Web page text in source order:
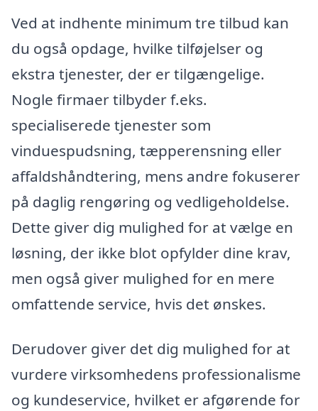
Ved at indhente minimum tre tilbud kan
du også opdage, hvilke tilføjelser og
ekstra tjenester, der er tilgængelige.
Nogle firmaer tilbyder f.eks.
specialiserede tjenester som
vinduespudsning, tæpperensning eller
affaldshåndtering, mens andre fokuserer
på daglig rengøring og vedligeholdelse.
Dette giver dig mulighed for at vælge en
løsning, der ikke blot opfylder dine krav,
men også giver mulighed for en mere
omfattende service, hvis det ønskes.
Derudover giver det dig mulighed for at
vurdere virksomhedens professionalisme
og kundeservice, hvilket er afgørende for